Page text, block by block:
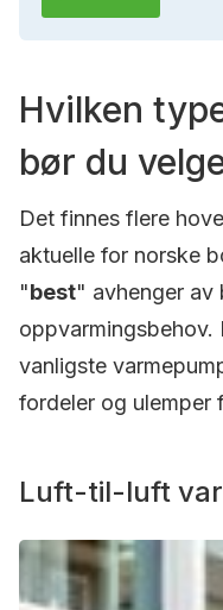
Hvilken
bør du
Det finnes flere
aktuelle for norske
"best" avhenger av
oppvarmingsbehov.
vanligste
fordeler og ulemper
Luft-til-luft